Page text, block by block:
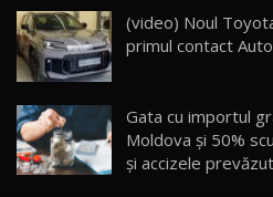
29
ZEEKR 9X -
30
Primele impresii
Sealion 7 și Seal
AutoBlog.MD
10:58
(video) Noul
primul contact
Gata cu importul
Moldova și 50%
și accizele